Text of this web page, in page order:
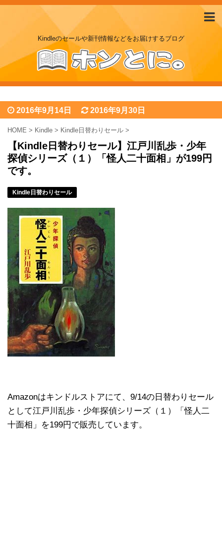
Kindleのセールや新刊情報などをお届けするブログ
2016年9月14日 2016年9月30日
HOME > Kindle > Kindle日替わりセール >
【Kindle日替わりセール】江戸川乱歩・少年
探偵シリーズ（１）「怪人二十面相」が199円
です。
Kindle日替わりセール
Amazonはキンドルストアにて、9/14の日替わりセール
として江戸川乱歩・少年探偵シリーズ（１）「怪人二
十面相」を199円で販売しています。